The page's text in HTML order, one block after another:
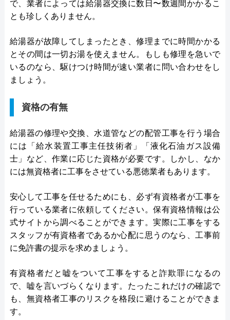
で、業者によっては給湯器交換に数日〜数週間かかるこ
とも珍しくありません。
給湯器が故障してしまったとき、修理までに時間かかる
とその間は一切お湯を使えません。もしも修理を急いで
いるのなら、駆けつけ時間が速い業者に問い合わせをし
ましょう。
資格の有無
給湯器の修理や交換、水道管などの配管工事を行う場合
には「給水装置工事主任技術者」「液化石油ガス設備
士」など、作業に応じた資格が必要です。しかし、なか
には無資格者に工事をさせている悪徳業者もあります。
安心して工事を任せるためにも、必ず有資格者が工事を
行っている業者に依頼してください。保有資格情報は公
式サイトから調べることができます。実際に工事をする
スタッフが有資格者であるか心配に思うのなら、工事前
に免許書の提示を求めましょう。
有資格者だと嘘をついて工事をすると詐欺罪になるの
で、嘘を言いづらくなります。たったこれだけの確認で
も、無資格者工事のリスクを格段に避けることができま
す。